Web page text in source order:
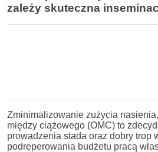
zależy skuteczna
Zminimalizowanie zużycia
między ciążowego (OMC) to
prowadzenia stada oraz dobry trop
podreperowania budżetu pracą